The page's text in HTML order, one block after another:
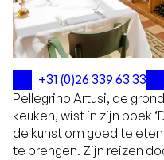
+31 (0)26 339 63 33
Pellegrino Artusi, de
keuken, wist in zijn boek
de kunst om goed te
te brengen. Zijn reizen